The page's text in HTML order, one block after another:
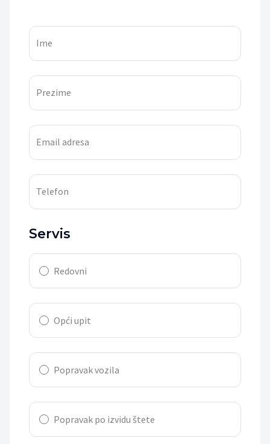
Ime
Prezime
Email adresa
Telefon
Servis
Redovni
Opći upit
Popravak vozila
Popravak po izvidu štete